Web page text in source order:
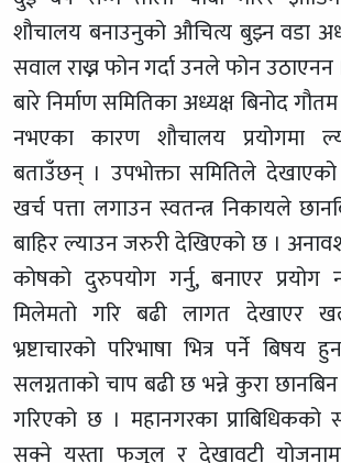
शौचालय बनाउनुको औचित्य बुझ्न वडा
सवाल राख्न फोन गर्दा उनले फोन
बारे निर्माण समितिका अध्यक्ष बिनोद
नभएका कारण शौचालय प्रयोगमा
बताउँछन् । उपभोक्ता समितिले
खर्च पत्ता लगाउन स्वतन्त्र निकायले
बाहिर ल्याउन जरुरी देखिएको छ ।
कोषको दुरुपयोग गर्नु, बनाएर प्रयोग
मिलेमतो गरि बढी लागत देखाएर
भ्रष्टाचारको परिभाषा भित्र पर्ने
सलग्नताको चाप बढी छ भन्ने कुरा
गरिएको छ । महानगरका
सक्ने यस्ता फजुल र देखावटी